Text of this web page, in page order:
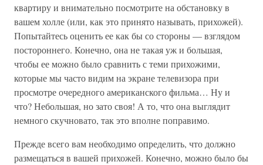
квартиру и внимательно посмотрите на обстановку в
вашем холле (или, как это принято называть, прихожей).
Попытайтесь оценить ее как бы со стороны — взглядом
постороннего. Конечно, она не такая уж и большая,
чтобы ее можно было сравнить с теми прихожими,
которые мы часто видим на экране телевизора при
просмотре очередного американского фильма… Ну и
что? Небольшая, но зато своя! А то, что она выглядит
немного скучновато, так это вполне поправимо.
Прежде всего вам необходимо определить, что должно
размещаться в вашей прихожей. Конечно, можно было бы